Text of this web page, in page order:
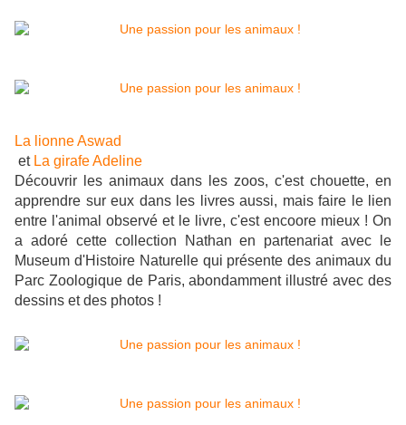
La lionne Aswad
et La girafe Adeline
Découvrir les animaux dans les zoos, c'est chouette, en
apprendre sur eux dans les livres aussi, mais faire le lien
entre l'animal observé et le livre, c'est encoore mieux ! On
a adoré cette collection Nathan en partenariat avec le
Museum d'Histoire Naturelle qui présente des animaux du
Parc Zoologique de Paris, abondamment illustré avec des
dessins et des photos !